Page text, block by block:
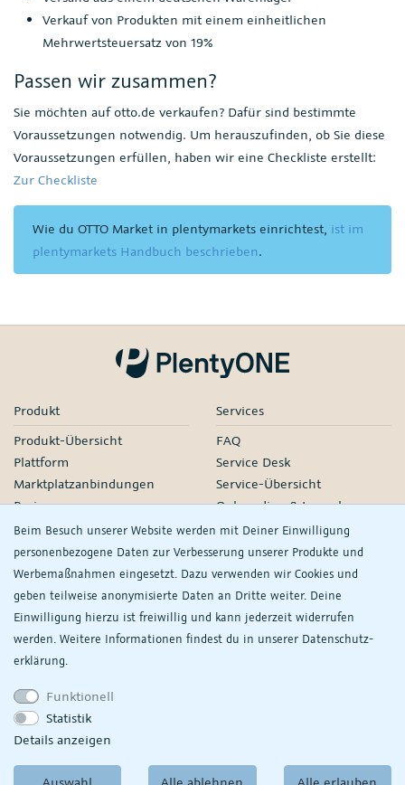
Beim Besuch unserer Website werden mit Deiner Einwilligung
personenbezogene Daten zur Verbesserung unserer Produkte und
Werbemaßnahmen eingesetzt. Dazu verwenden wir Cookies und
geben teilweise anonymisierte Daten an Dritte weiter. Deine
Einwilligung hierzu ist freiwillig und kann jederzeit widerrufen
werden. Weitere Informationen findest du in unserer Daten­schutz­
erklärung.
Funktionell
Statistik
Details anzeigen
Verkauf von Produkten mit einem einheitlichen
Mehrwertsteuersatz von 19%
Passen wir zusammen?
Sie möchten auf otto.de verkaufen? Dafür sind bestimmte
Voraussetzungen notwendig. Um herauszufinden, ob Sie diese
Voraussetzungen erfüllen, haben wir eine Checkliste erstellt:
Zur Checkliste
Wie du OTTO Market in plentymarkets einrichtest, ist im
plentymarkets Handbuch beschrieben.
Produkt
Produkt-Übersicht
Plattform
Marktplatzanbindungen
Preise
Services
FAQ
Service Desk
Service-Übersicht
Onboarding & Launch
Services
Managed Services
Partner-Netzwerk
Webinare
Knowledge
plentyDevelopers
Product Information Hub
Unternehmen